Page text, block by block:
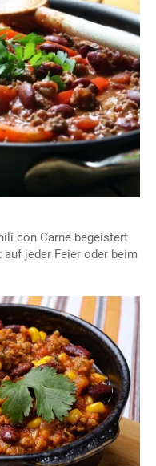
con Carne begeistert
jeder Feier oder beim